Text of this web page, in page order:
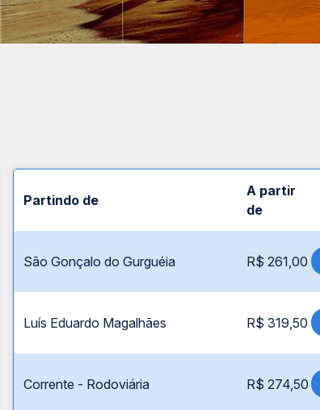
Partindo de
A partir
de
São Gonçalo do Gurguéia R$ 261,00
Luís Eduardo Magalhães R$ 319,50
Corrente - Rodoviária R$ 274,50